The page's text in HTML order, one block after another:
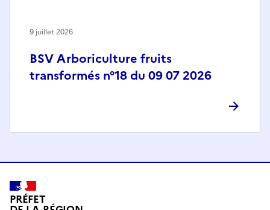
BSV Arboriculture fruits
transformés n°18 du 09 07 2026
9 juillet 2026
PRÉFET